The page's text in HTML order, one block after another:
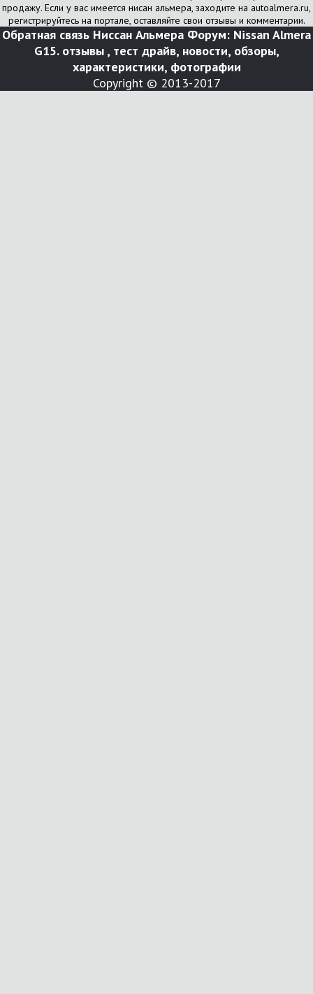
продажу. Если у вас имеется нисан альмера, заходите на autoalmera.ru,
регистрируйтесь на портале, оставляйте свои отзывы и комментарии.
Обратная связь Ниссан Альмера Форум: Nissan Almera
G15. отзывы , тест драйв, новости, обзоры,
характеристики, фотографии
Copyright © 2013-2017